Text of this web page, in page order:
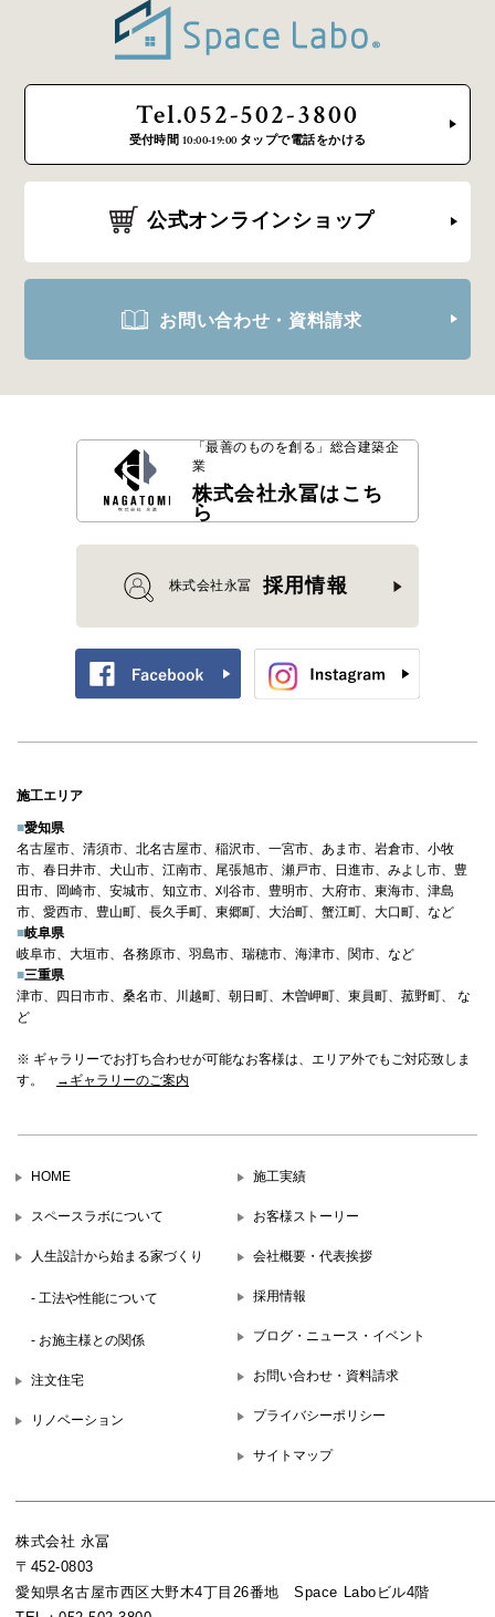
Tel.052-502-3800
受付時間 10:00-19:00 タップで電話をかける
公式オンラインショップ
お問い合わせ・資料請求
「最善のものを創る」 総合建築企
業
株式会社永冨はこち
ら
株式会社永冨 採用情報
施工エリア
■愛知県
名古屋市、清須市、北名古屋市、稲沢市、一宮市、あま市、岩倉市、小牧
市、春日井市、犬山市、江南市、尾張旭市、瀬戸市、日進市、みよし市、豊
田市、岡崎市、安城市、知立市、刈谷市、豊明市、大府市、東海市、津島
市、愛西市、豊山町、長久手町、東郷町、大治町、蟹江町、大口町、など
■岐阜県
岐阜市、大垣市、各務原市、羽島市、瑞穂市、海津市、関市、など
■三重県
津市、四日市市、桑名市、川越町、朝日町、木曽岬町、東員町、菰野町、 な
ど
※ ギャラリーでお打ち合わせが可能なお客様は、エリア外でもご対応致しま
す。
→ギャラリーのご案内
HOME
スペースラボについて
人生設計から始まる家づくり
- 工法や性能について
- お施主様との関係
注文住宅
リノベーション
施工実績
お客様ストーリー
会社概要・代表挨拶
採用情報
ブログ・ニュース・イベント
お問い合わせ・資料請求
プライバシーポリシー
サイトマップ
株式会社 永冨
〒452-0803
愛知県名古屋市西区大野木4丁目26番地 Space Laboビル4階